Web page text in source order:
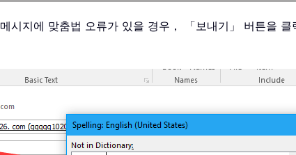
시지에 맞춤법 오류가 있을 경우， 「보내기」 버튼을